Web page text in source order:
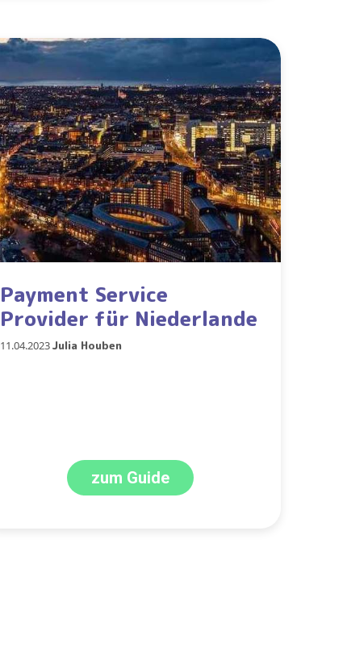
Payment Service
Provider für Niederlande
11.04.2023Julia Houben
zum Guide